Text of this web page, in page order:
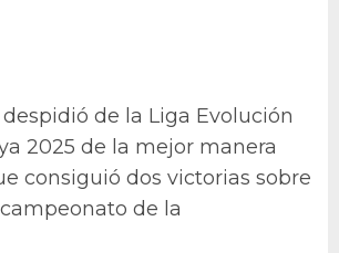
de la Liga Evolución
2025 de la mejor manera
consiguió dos victorias sobre
de la